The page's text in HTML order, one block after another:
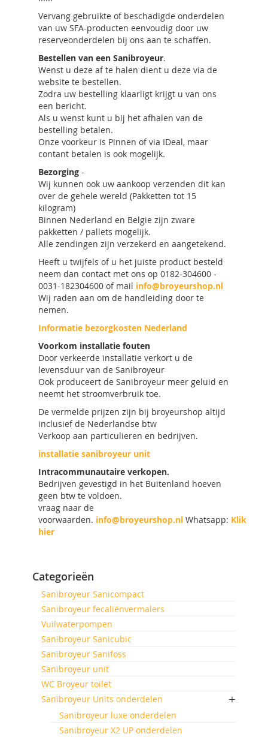
Vervang gebruikte of beschadigde onderdelen
van uw SFA-producten eenvoudig door uw
reserveonderdelen bij ons aan te schaffen.
Bestellen van een Sanibroyeur.
Wenst u deze af te halen dient u deze via de
website te bestellen.
Zodra uw bestelling klaarligt krijgt u van ons
een bericht.
Als u wenst kunt u bij het afhalen van de
bestelling betalen.
Onze voorkeur is Pinnen of via IDeal, maar
contant betalen is ook mogelijk.
Bezorging -
Wij kunnen ook uw aankoop verzenden dit kan
over de gehele wereld (Pakketten tot 15
kilogram)
Binnen Nederland en Belgie zijn zware
pakketten / pallets mogelijk.
Alle zendingen zijn verzekerd en aangetekend.
Heeft u twijfels of u het juiste product besteld
neem dan contact met ons op 0182-304600 -
0031-182304600 of mail info@broyeurshop.nl
Wij raden aan om de handleiding door te
nemen.
Informatie bezorgkosten Nederland
Voorkom installatie fouten
Door verkeerde installatie verkort u de
levensduur van de Sanibroyeur
Ook produceert de Sanibroyeur meer geluid en
neemt het stroomverbruik toe.
De vermelde prijzen zijn bij broyeurshop altijd
inclusief de Nederlandse btw
Verkoop aan particulieren en bedrijven.
installatie sanibroyeur unit
Intracommunautaire verkopen.
Bedrijven gevestigd in het Buitenland hoeven
geen btw te voldoen.
vraag naar de
voorwaarden. info@broyeurshop.nl Whatsapp: Klik
hier
Categorieën
Sanibroyeur Sanicompact
Sanibroyeur fecaliënvermalers
Vuilwaterpompen
Sanibroyeur Sanicubic
Sanibroyeur Sanifoss
Sanibroyeur unit
WC Broyeur toilet
Sanibroyeur Units onderdelen
Sanibroyeur luxe onderdelen
Sanibroyeur X2 UP onderdelen